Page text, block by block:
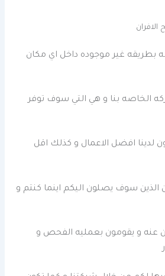
بطريقه غير موجوده داخل اي مكان
الخاصه بنا و هي التي سوف توفر
لدينا افضل الاعمال و كذلك اقل
سوف يصلون اليكم اينما كنتم و
عنه و يقومون بعمليه الفحص و